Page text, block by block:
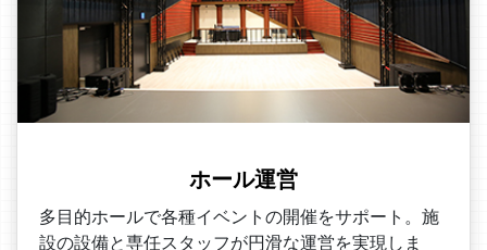
ホール運営
多目的ホールで各種イベントの開催をサポート。施
設の設備と専任スタッフが円滑な運営を実現しま